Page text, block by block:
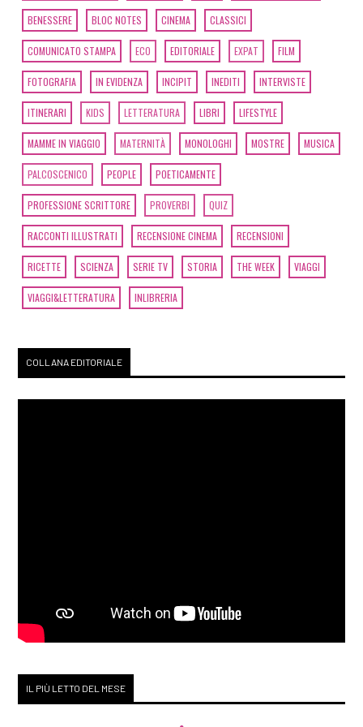
Giugno 2019
[11]Pasta fatta in casa, di
Luca Murano: pagina 69
Marzo 2019
[21]Ponti sommersi, di
Tamara Marcelli: pagina 69
Febbraio 2019
di Francesca Visentin: pagina
69
Dicembre 2018
Khaled Hosseini: pagina 69
[12]Duma Key, di Stephen
BENESSERE BLOC NOTES CINEMA CLASSICI
COMUNICATO STAMPA ECO EDITORIALE EXPAT FILM
FOTOGRAFIA IN EVIDENZA INCIPIT INEDITI INTERVISTE
ITINERARI KIDS LETTERATURA LIBRI LIFESTYLE
MAMME IN VIAGGIO MATERNITÀ MONOLOGHI MOSTRE MUSICA
PALCOSCENICO PEOPLE POETICAMENTE
PROFESSIONE SCRITTORE PROVERBI QUIZ
RACCONTI ILLUSTRATI RECENSIONE CINEMA RECENSIONI
RICETTE SCIENZA SERIE TV STORIA THE WEEK VIAGGI
VIAGGI&LETTERATURA INLIBRERIA
COLLANA EDITORIALE
IL PIÙ LETTO DEL MESE